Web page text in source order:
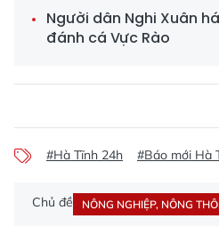
Người dân Nghi Xuân
đánh cá Vực Rào
#Hà Tĩnh 24h #Báo mới Hà
Chủ đề NÔNG NGHIỆP, NÔNG